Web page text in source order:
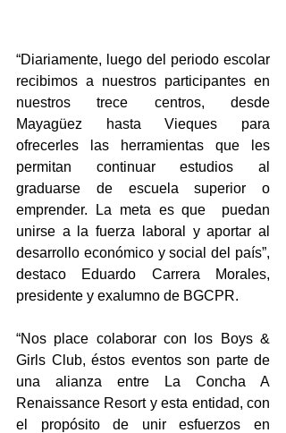
“Diariamente, luego del periodo escolar
recibimos a nuestros participantes en
nuestros trece centros, desde
Mayagüez hasta Vieques para
ofrecerles las herramientas que les
permitan continuar estudios al
graduarse de escuela superior o
emprender. La meta es que  puedan
unirse a la fuerza laboral y aportar al
desarrollo económico y social del país”,
destaco Eduardo Carrera Morales,
presidente y exalumno de BGCPR.
“Nos place colaborar con los Boys &
Girls Club, éstos eventos son parte de
una alianza entre La Concha A
Renaissance Resort y esta entidad, con
el propósito de unir esfuerzos en